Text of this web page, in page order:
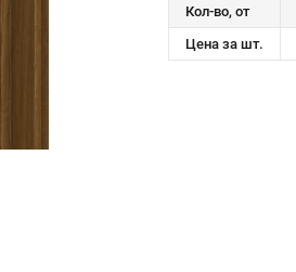
Кол-во, от
Цена за шт.